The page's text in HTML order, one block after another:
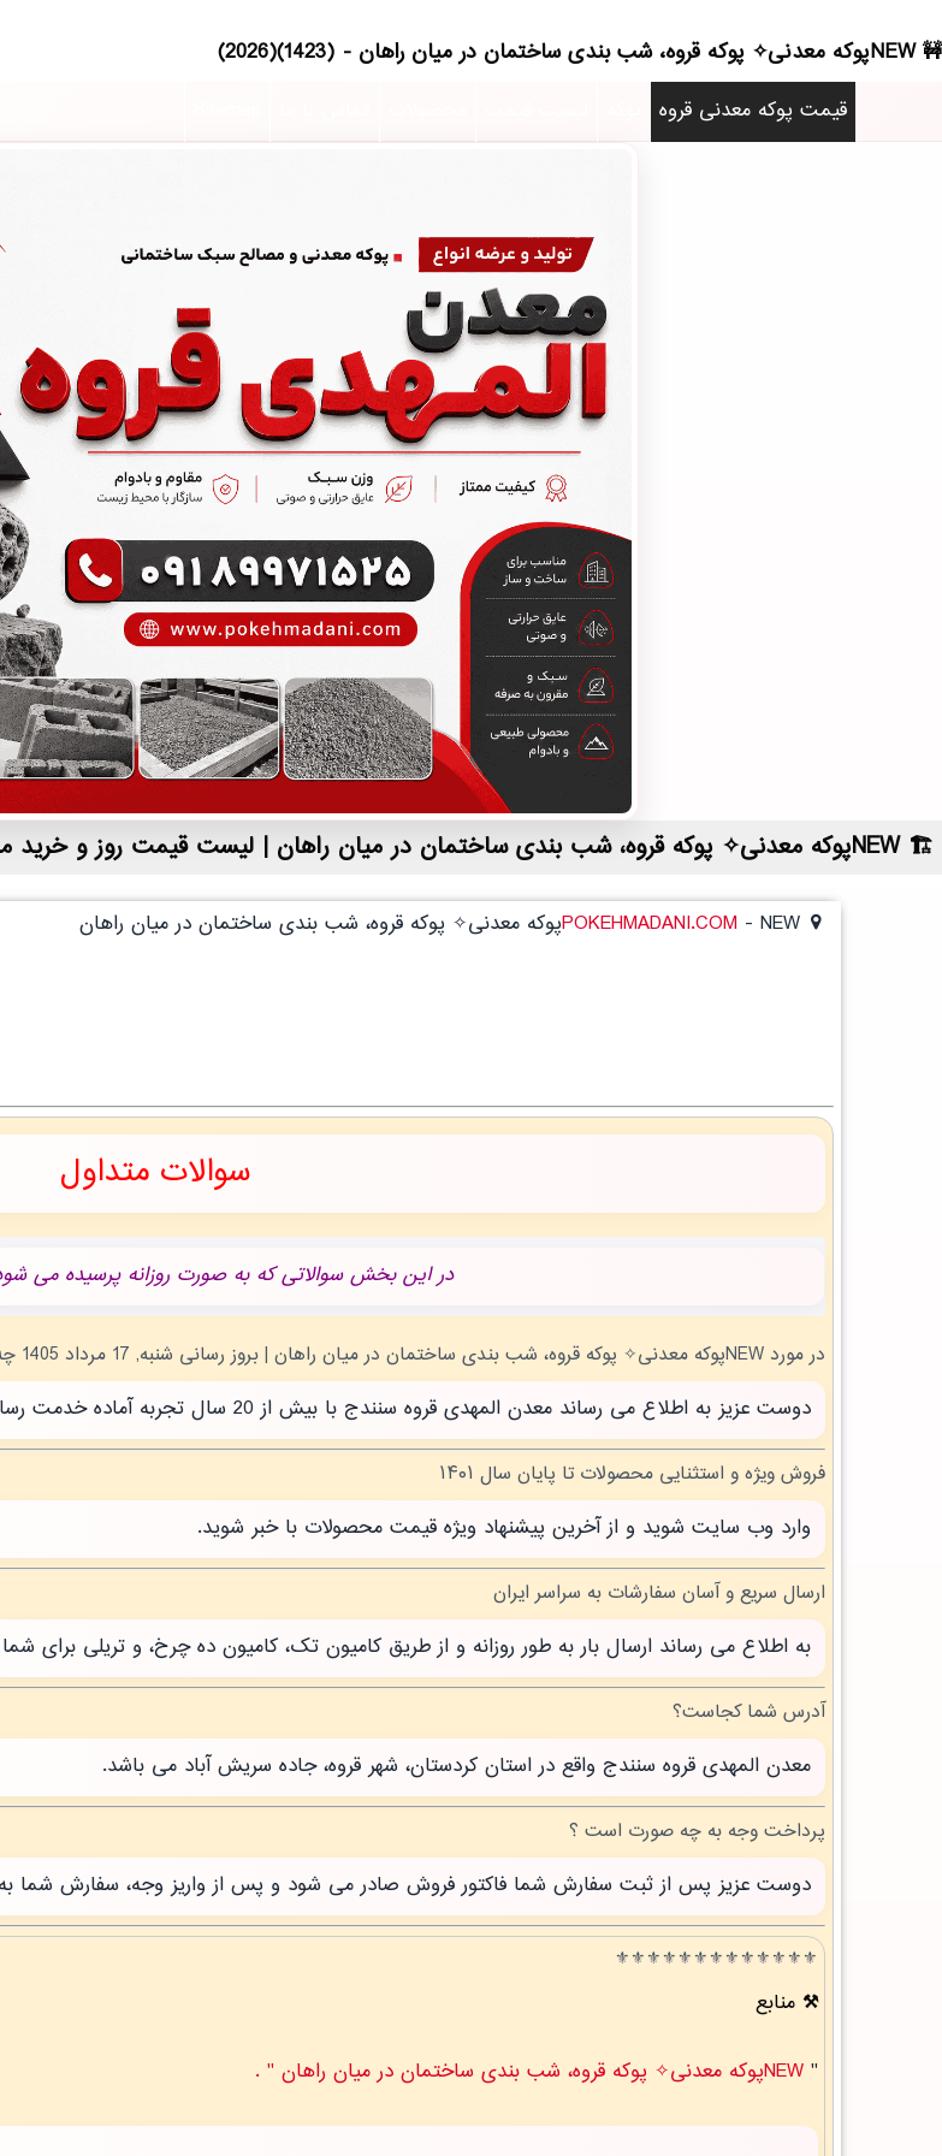
NEWپوکه معدنی✧ پوکه قروه، شب بندی ساختمان در ميان راهان - (1423)(2026)
قیمت پوکه معدنی قروه
NEWپوکه معدنی✧ پوکه قروه، شب بندی ساختمان در ميان راهان | لیست قیمت روز و خرید مستقیم ، مناسب تر از نمایندگی شهرستان ها
POKEHMADANI.COM - NEWپوکه معدنی✧ پوکه قروه، شب بندی ساختمان در ميان راهان
سوالات متداول
در این بخش سوالاتی که به صورت روزانه پرسیده می
در مورد NEWپوکه معدنی✧ پوکه قروه، شب بندی ساختمان در ميان راهان | بروز رسانی شنبه, 17 مرداد 1405 چه می دانید؟
دوست عزیز به اطلاع می رساند معدن المهدی قروه سنندج با بیش از 20 سال تجربه آماده خدمت رسانی به شما مشتریان عزیز است.
فروش ویژه و استثنایی محصولات تا پایان سال ۱۴۰۱
وارد وب سایت شوید و از آخرین پیشنهاد ویژه قیمت محصولات با خبر شوید.
ارسال سریع و آسان سفارشات به سراسر ایران
به اطلاع می رساند ارسال بار به طور روزانه و از طریق کامیون تک، کامیون ده چرخ، و تریلی برای
آدرس شما کجاست؟
معدن المهدی قروه سنندج واقع در استان کردستان، شهر قروه، جاده سریش آباد می باشد.
پرداخت وجه به چه صورت است ؟
دوست عزیز پس از ثبت سفارش شما فاکتور فروش صادر می شود و پس از واریز وجه، سفارش شما به
⚜️⚜️⚜️⚜️⚜️⚜️⚜️⚜️⚜️⚜️⚜️⚜️⚜️
منابع
" NEWپوکه معدنی✧ پوکه قروه، شب بندی ساختمان در ميان راهان " .